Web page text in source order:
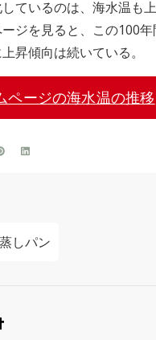
ているのは、海水温も
ジを見ると、この100
昇傾向は続いている。
ページの海水温の推移
しパン